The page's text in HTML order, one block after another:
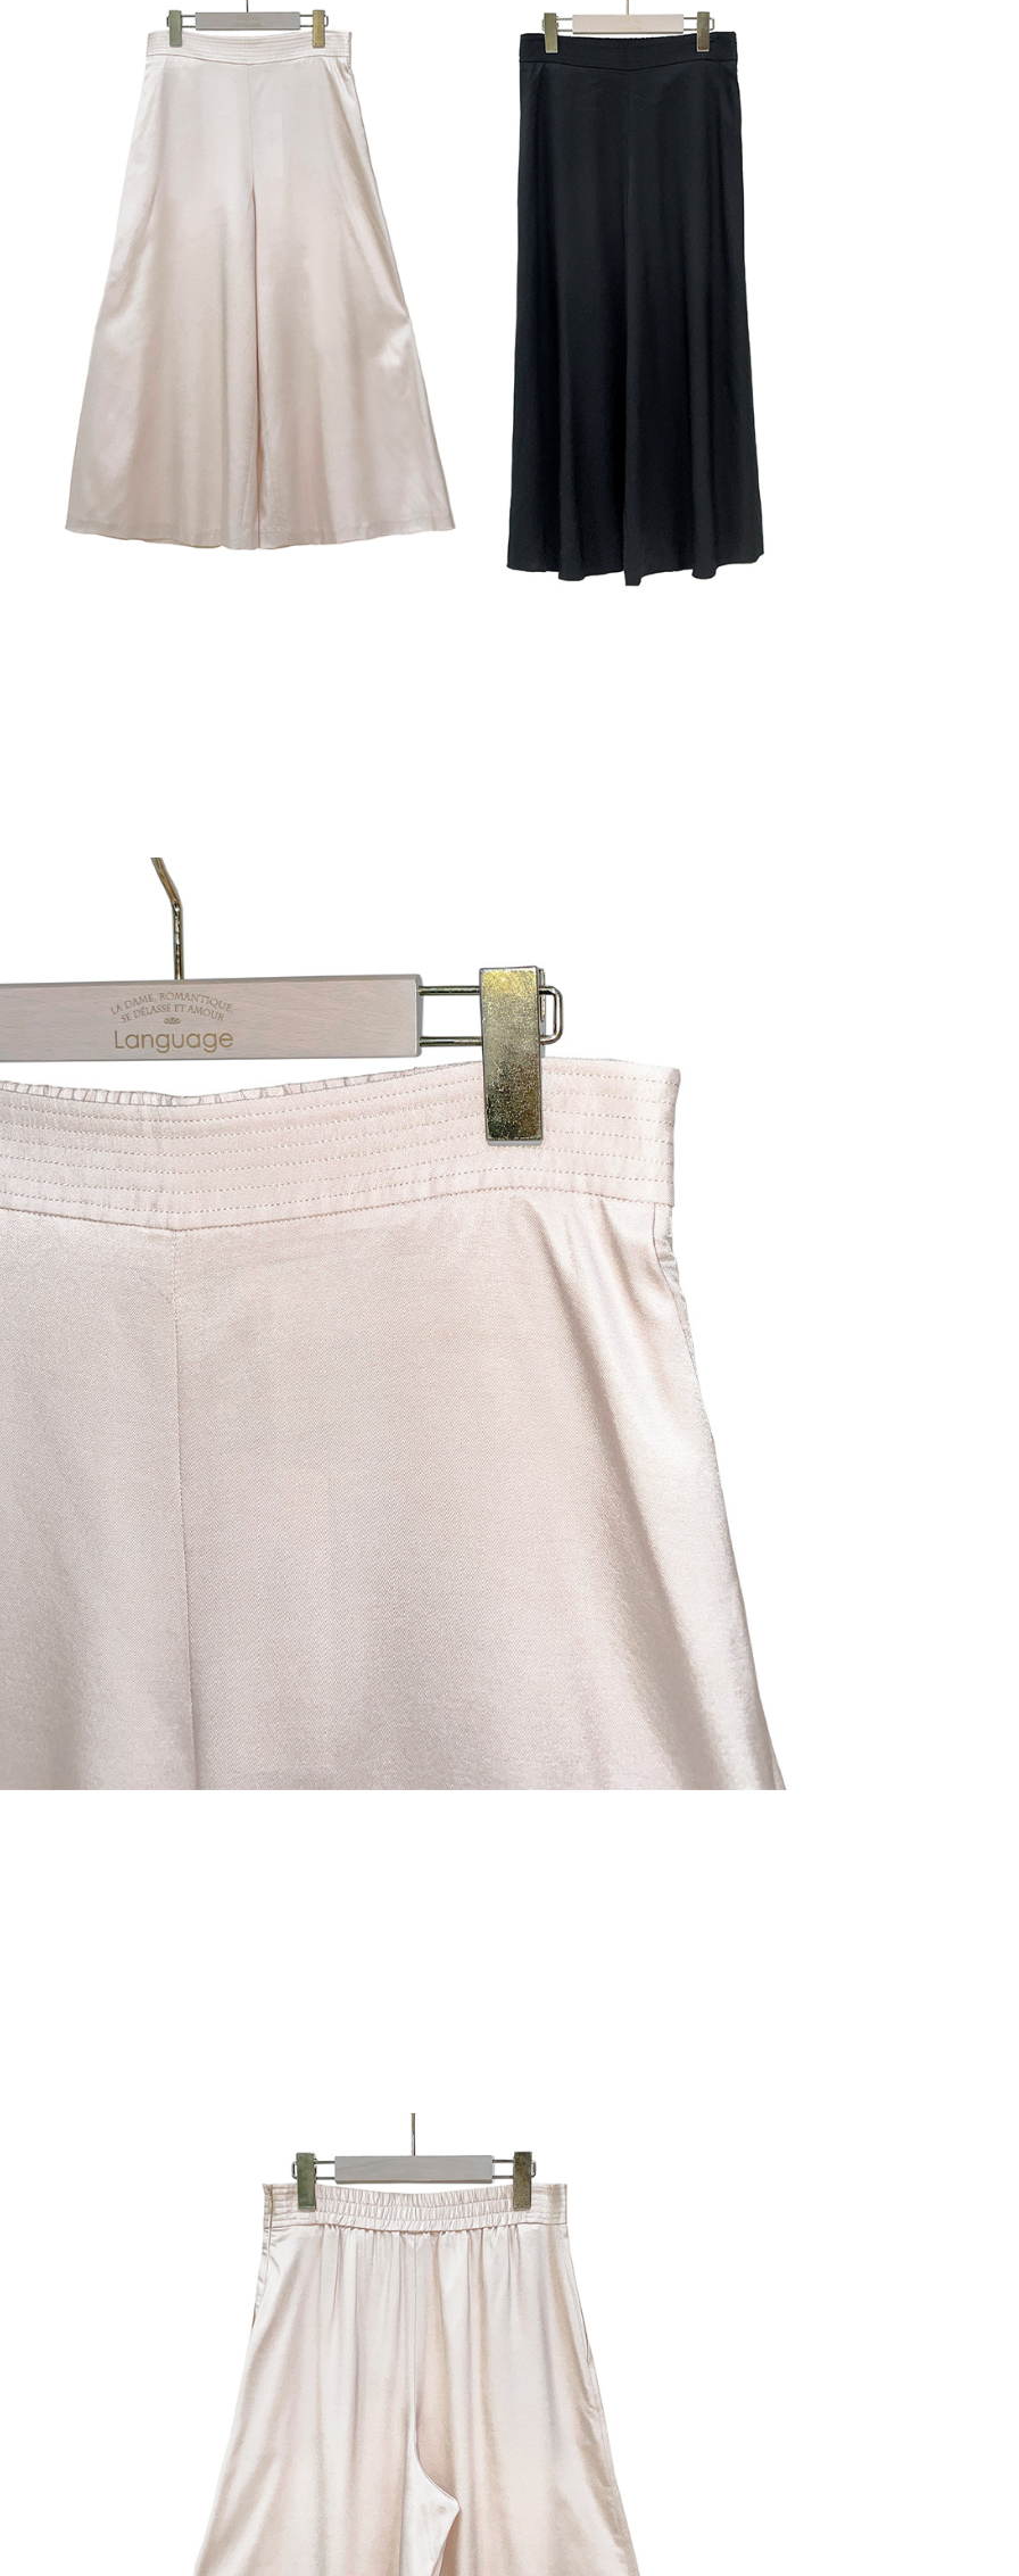
絡購買商品的店家。未經商家同意取消之訂單仍視為有效，需透過AFTEE
先享後付繳納相關費用。
※ 交易是否成功請以「AFTEE先享後付 」之結帳頁面顯示為準，若有關於
是否繳費成功／繳費後需取消欲退款等相關疑問，請聯繫「AFTEE先享後
付客戶支援中心」
https://netprotections.freshdesk.com/support/home
１．透過由恩沛科技股份有限公司提供之「AFTEE先享後付」服務完成之
交易，需依本服務之必要範圍內提供個人資料，並將交易相關給付款項請
求債權轉讓予恩沛科技股份有限公司。
３．未成年的使用者請事先徵得法定代理人或監護人之同意方可使用
「AFTEE先享後付」，若未經同意申辦者引起之損失，本公司不負相關責
４．使用「AFTEE先享後付」時，將依據個別帳號之用戶狀況，依本公司
即時審查核予不同之上限額度；若仍有額度不足之情形，本公司將視審查
５．嚴禁一人註冊多個帳號或使用他人資訊註冊。若發現惡意使用之情
形，恩沛科技股份有限公司將有權停止該用戶之使用額度並採取法律行
付款後7-11取貨---滿2000元免運
每筆NT$60，滿NT$2,000(含以上)免運費
宅配-滿2000元免運
每筆NT$120，滿NT$2,000(含以上)免運費